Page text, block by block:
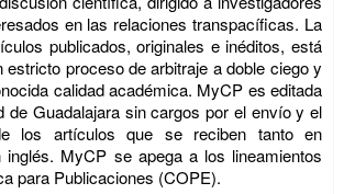
en las relaciones transpacíficas. La
publicados, originales e inéditos, está
estricto proceso de arbitraje a doble ciego y
calidad académica. MyCP es editada
de Guadalajara sin cargos por el envío y el
los artículos que se reciben tanto en
inglés. MyCP se apega a los lineamientos
para Publicaciones (COPE).